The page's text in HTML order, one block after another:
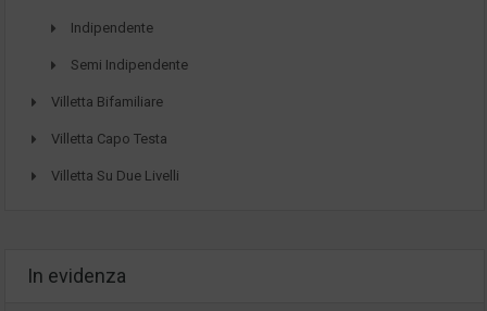
Indipendente
Semi Indipendente
Villetta Bifamiliare
Villetta Capo Testa
Villetta Su Due Livelli
In evidenza